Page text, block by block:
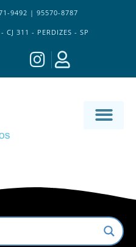
9492 | 95570-8787
CJ 311 - PERDIZES - SP